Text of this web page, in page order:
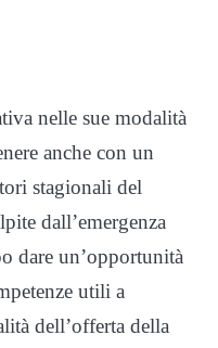
nelle sue modalità
anche con un
stagionali del
dall’emergenza
dare un’opportunità
utili a
dell’offerta della